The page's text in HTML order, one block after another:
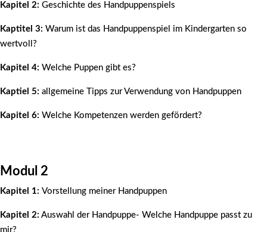
Kapitel 2: Geschichte des Handpuppenspiels
Kaptitel 3: Warum ist das Handpuppenspiel im Kindergarten so
wertvoll?
Kapitel 4: Welche Puppen gibt es?
Kaptiel 5: allgemeine Tipps zur Verwendung von Handpuppen
Kapitel 6: Welche Kompetenzen werden gefördert?
Modul 2
Kapitel 1: Vorstellung meiner Handpuppen
Kapitel 2: Auswahl der Handpuppe- Welche Handpuppe passt zu
mir?